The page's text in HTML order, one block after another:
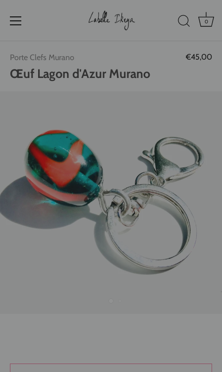
contenu
0
Porte Clefs Murano €45,00
Œuf Lagon d'Azur Murano